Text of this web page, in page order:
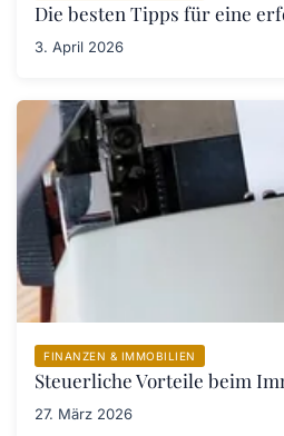
Die besten Tipps für eine
3. April 2026
FINANZEN & IMMOBILIEN
Steuerliche Vorteile beim
27. März 2026